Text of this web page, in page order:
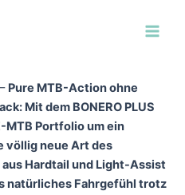
Pure MTB-Action ohne
Mit dem BONERO PLUS
MTB Portfolio um ein
völlig neue Art des
Hardtail und Light-Assist
natürliches Fahrgefühl trotz